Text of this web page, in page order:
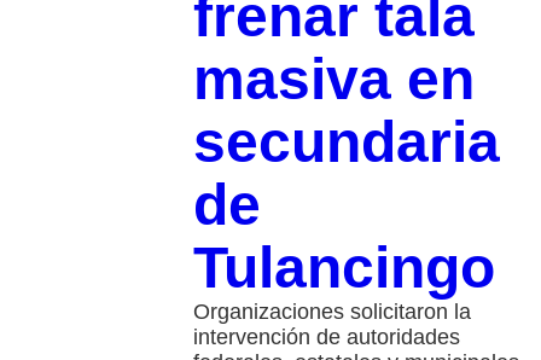
frenar tala
masiva en
secundaria
de
Tulancingo
Organizaciones solicitaron la
intervención de autoridades